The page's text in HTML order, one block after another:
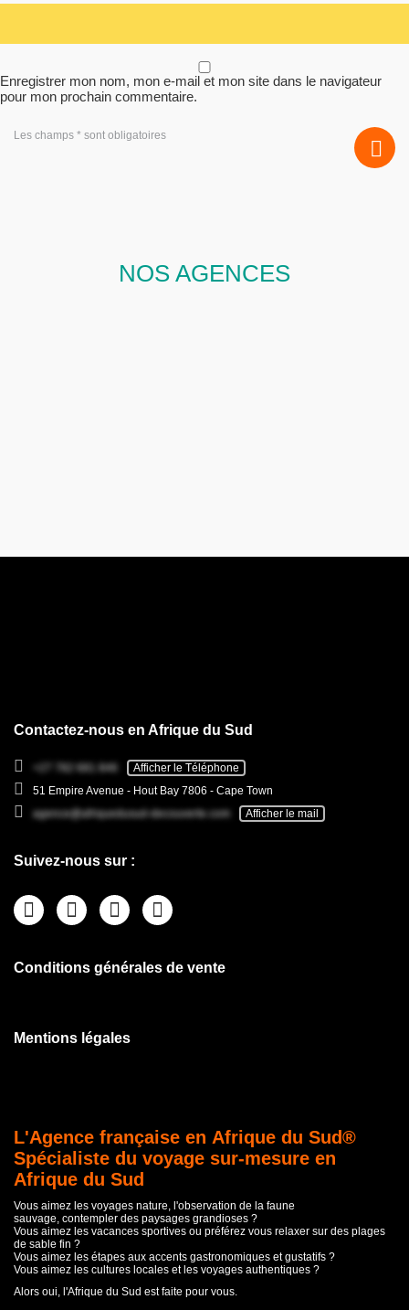
Enregistrer mon nom, mon e-mail et mon site dans le navigateur
pour mon prochain commentaire.
Les champs * sont obligatoires
NOS AGENCES
Contactez-nous en Afrique du Sud
+27 782 681 846
Afficher le Téléphone
51 Empire Avenue - Hout Bay 7806 - Cape Town
agence@afriquedusud-decouverte.com
Afficher le mail
Suivez-nous sur :
Conditions générales de vente
Mentions légales
L'Agence française en Afrique du Sud®
Spécialiste du voyage sur-mesure en
Afrique du Sud
Vous aimez les voyages nature, l'observation de la faune
sauvage, contempler des paysages grandioses ?
Vous aimez les vacances sportives ou préférez vous relaxer sur des plages
de sable fin ?
Vous aimez les étapes aux accents gastronomiques et gustatifs ?
Vous aimez les cultures locales et les voyages authentiques ?
Alors oui, l'Afrique du Sud est faite pour vous.